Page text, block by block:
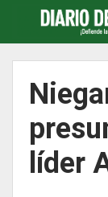
líder